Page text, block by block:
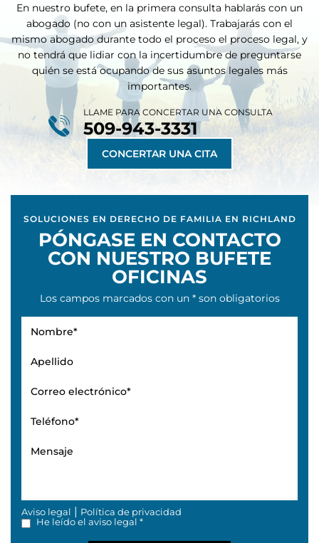
En nuestro bufete, en la primera consulta hablarás con un
abogado (no con un asistente legal). Trabajarás con el
mismo abogado durante todo el proceso el proceso legal, y
no tendrá que lidiar con la incertidumbre de preguntarse
quién se está ocupando de sus asuntos legales más
importantes.
CONCERTAR UNA CITA
LLAME PARA CONCERTAR UNA CONSULTA
509-943-3331
SOLUCIONES EN DERECHO DE FAMILIA EN RICHLAND
PÓNGASE EN CONTACTO
CON NUESTRO BUFETE
OFICINAS
Los campos marcados con un * son obligatorios
Aviso legal | Política de privacidad
He leído el aviso legal *